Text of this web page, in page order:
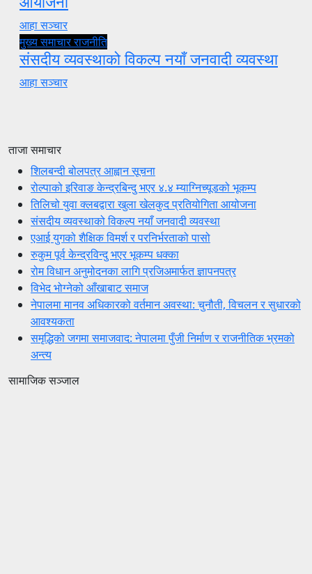
आहा सञ्चार
मुख्य समाचारराजनीति
संसदीय व्यवस्थाको विकल्प नयाँ जनवादी व्यवस्था
आहा सञ्चार
ताजा समाचार
शिलबन्दी बोलपत्र आह्वान सूचना
रोल्पाको इरिवाङ केन्द्रबिन्दु भएर ४.४ म्याग्निच्यूडको भूकम्प
तिलिचो युवा क्लबद्वारा खुला खेलकुद प्रतियोगिता आयोजना
संसदीय व्यवस्थाको विकल्प नयाँ जनवादी व्यवस्था
एआई युगको शैक्षिक विमर्श र परनिर्भरताको पासो
रुकुम पूर्व केन्द्रविन्दु भएर भूकम्प धक्का
रोम विधान अनुमोदनका लागि प्रजिअमार्फत ज्ञापनपत्र
विभेद भोग्नेको आँखाबाट समाज
नेपालमा मानव अधिकारको वर्तमान अवस्था: चुनौती, विचलन र सुधारको
आवश्यकता
समृद्धिको जगमा समाजवाद: नेपालमा पुँजी निर्माण र राजनीतिक भ्रमको
अन्त्य
सामाजिक सञ्जाल